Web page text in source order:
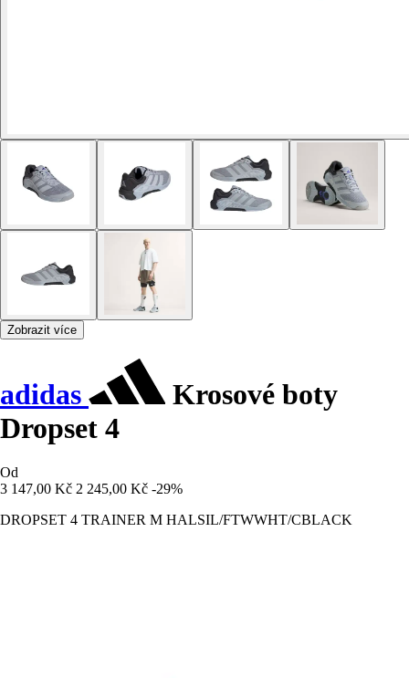
Zobrazit více
adidas
Krosové boty
Dropset 4
Od
3 147,00 Kč 2 245,00 Kč -29%
DROPSET 4 TRAINER M HALSIL/FTWWHT/CBLACK